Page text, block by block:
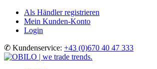
Als Händler registrieren
Mein Kunden-Konto
Login
✆ Kundenservice: +43 (0)670 40 47 333